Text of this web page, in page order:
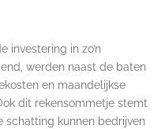
investering in zo’n
werden naast de baten
en maandelijkse
dit rekensommetje stemt
schatting kunnen bedrijven